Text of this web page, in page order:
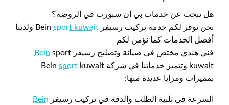
هل تبحث عن خدمات بي ان سبورت في الروضة؟
نحن نوفر لكم خدمة تركيب رسيفر Bein sport kuwait
ولدينا
أفضل الخدمات كما نؤمن لكم
فني هندي مختص في صيانة وتصليح رسيفر
Bein sport
kuwait وتتميز خدماتنا في شركة Bein
sport kuwait
بمميزات ومزايا عديدة منها:
السرعة في تلبية الطلب والدقة في تركيب رسيفر Bein